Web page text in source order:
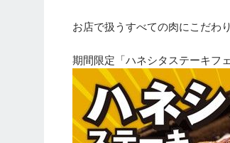
お店で扱うすべての肉にこだわ
期間限定「ハネシタステーキフェ